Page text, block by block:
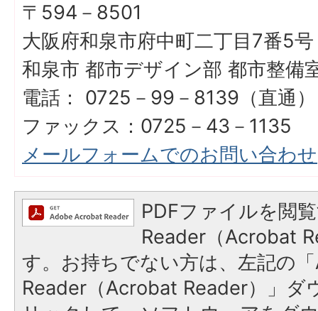
〒594－8501
大阪府和泉市府中町二丁目7番5号
和泉市 都市デザイン部 都市整備
電話： 0725－99－8139（直通）
ファックス：0725－43－1135
メールフォームでのお問い合わせ
PDFファイルを閲
Reader（Acrobat
す。お持ちでない方は、左記の
Reader（Acrobat Reader）」ダ